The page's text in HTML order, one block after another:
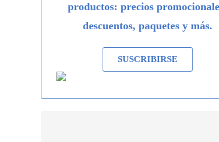
productos: precios
descuentos, paquetes y más.
SUSCRIBIRSE